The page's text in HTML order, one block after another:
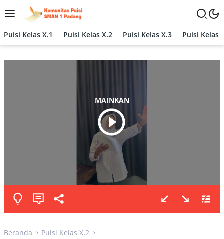
Langsung
ke
Puisi Kelas X.1
Puisi Kelas X.2 Puisi Kelas X.3 Puisi Kelas
MAINKAN
Beranda Puisi Kelas X.2